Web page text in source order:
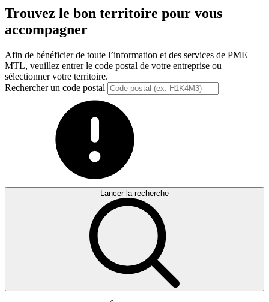
Trouvez le bon territoire pour vous
accompagner
Afin de bénéficier de toute l’information et des services de PME
MTL, veuillez entrer le code postal de votre entreprise ou
sélectionner votre territoire.
Rechercher un code postal
Lancer la recherche